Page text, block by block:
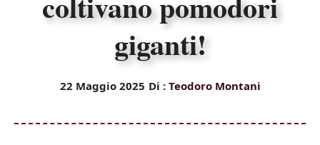
giganti!
22 Maggio 2025 Di : Teodoro Montani